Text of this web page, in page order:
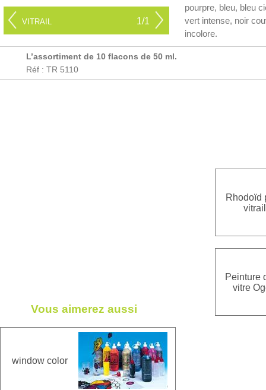
VITRAIL 1/1
pourpre, bleu, bleu
vert intense, noir
incolore.
L’assortiment de 10 flacons de 50 ml.
Réf : TR 5110
Rhodoïd
vitrail
Peinture
vitre
Vous aimerez aussi
window color